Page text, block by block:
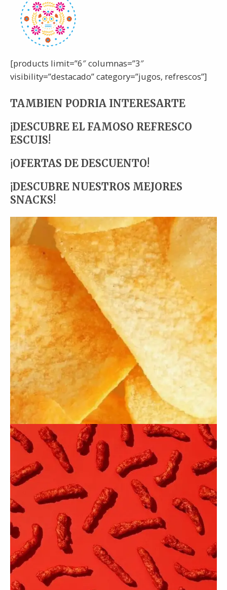
[products limit=”6″ columnas=”3″
visibility=”destacado” category=”jugos, refrescos”]
TAMBIEN PODRIA INTERESARTE
¡DESCUBRE EL FAMOSO REFRESCO
ESCUIS!
¡OFERTAS DE DESCUENTO!
¡DESCUBRE NUESTROS MEJORES
SNACKS!